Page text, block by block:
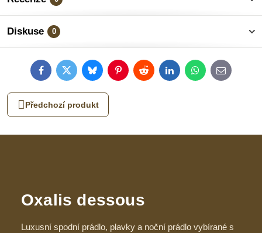
Diskuse 0
FacebookTwitterBlueskyPinterestRedditLinkedInWhatsApp
E-
mail
Předchozí produkt
Oxalis dessous
Luxusní spodní prádlo, plavky a noční prádlo vybírané s